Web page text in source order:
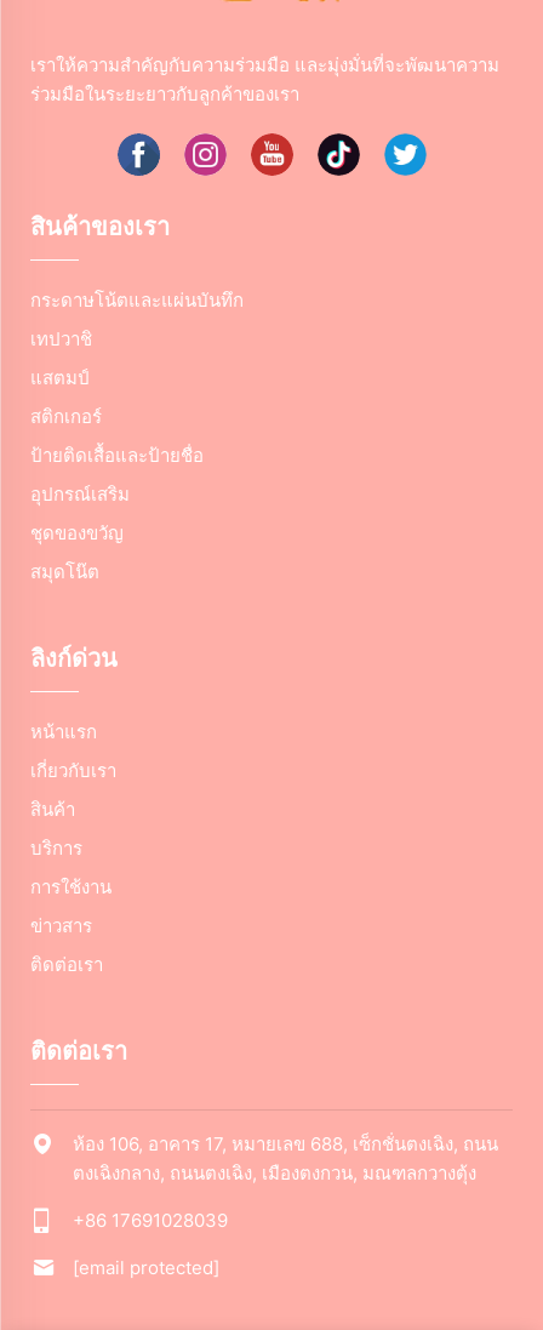
เราให้ความสําคัญกับความร่วมมือ และมุ่งมั่นที่จะพัฒนาความ
ร่วมมือในระยะยาวกับลูกค้าของเรา
สินค้าของเรา
กระดาษโน้ตและแผ่นบันทึก
เทปวาชิ
แสตมป์
สติกเกอร์
ป้ายติดเสื้อและป้ายชื่อ
อุปกรณ์เสริม
ชุดของขวัญ
สมุดโน๊ต
ลิงก์ด่วน
หน้าแรก
เกี่ยวกับเรา
สินค้า
บริการ
การใช้งาน
ข่าวสาร
ติดต่อเรา
ติดต่อเรา
ห้อง 106, อาคาร 17, หมายเลข 688, เซ็กชั่นตงเฉิง, ถนน
ตงเฉิงกลาง, ถนนตงเฉิง, เมืองตงกวน, มณฑลกวางตุ้ง
+86 17691028039
[email protected]